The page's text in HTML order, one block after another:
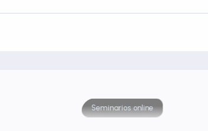
Seminarios online